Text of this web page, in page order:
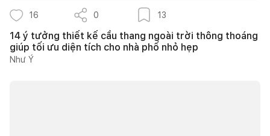
16 0 13
14 ý tưởng thiết kế cầu thang ngoài trời thông thoáng
giúp tối ưu diện tích cho nhà phố nhỏ hẹp
Như Ý